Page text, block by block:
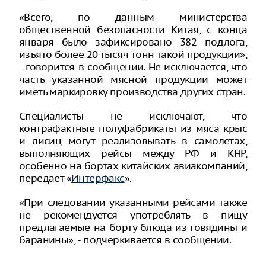
«Всего, по данным министерства
общественной безопасности Китая, с конца
января было зафиксировано 382 подлога,
изъято более 20 тысяч тонн такой продукции»,
- говорится в сообщении. Не исключается, что
часть указанной мясной продукции может
иметь маркировку производства других стран.
Специалисты не исключают, что
контрафактные полуфабрикаты из мяса крыс
и лисиц могут реализовывать в самолетах,
выполняющих рейсы между РФ и КНР,
особенно на бортах китайских авиакомпаний,
передает «Интерфакс».
«При следовании указанными рейсами также
не рекомендуется употреблять в пищу
предлагаемые на борту блюда из говядины и
баранины», - подчеркивается в сообщении.